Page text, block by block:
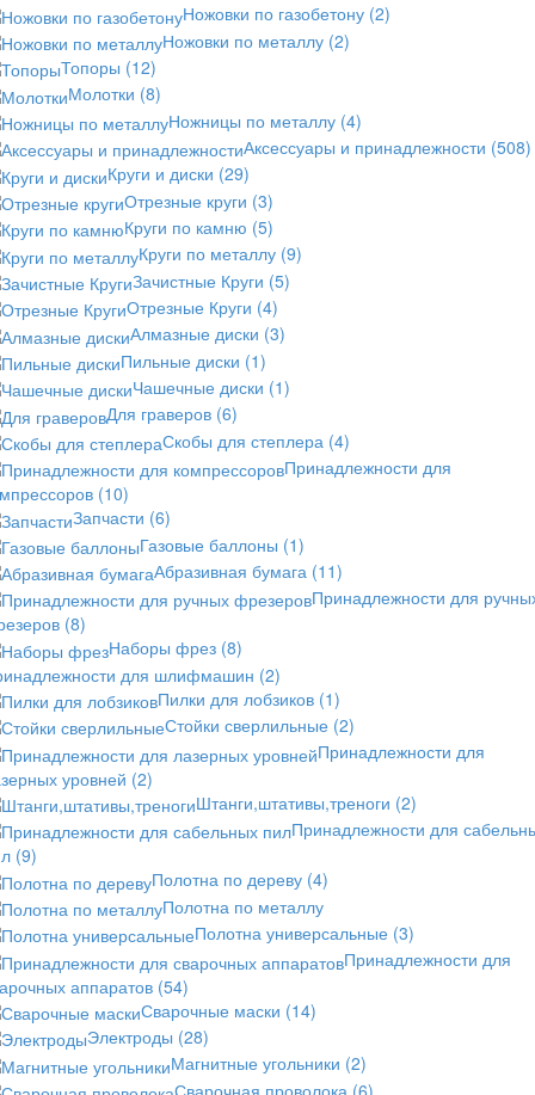
Ножовки по газобетону (2)
Ножовки по металлу (2)
Топоры (12)
Молотки (8)
Ножницы по металлу (4)
Аксессуары и принадлежности (508)
Круги и диски (29)
Отрезные круги (3)
Круги по камню (5)
Круги по металлу (9)
Зачистные Круги (5)
Отрезные Круги (4)
Алмазные диски (3)
Пильные диски (1)
Чашечные диски (1)
Для граверов (6)
Скобы для степлера (4)
Принадлежности для
(10)
Запчасти (6)
Газовые баллоны (1)
Абразивная бумага (11)
Принадлежности для
(8)
Наборы фрез (8)
для шлифмашин (2)
Пилки для лобзиков (1)
Стойки сверлильные (2)
Принадлежности для
уровней (2)
Штанги,штативы,треноги (2)
Принадлежности для
(9)
Полотна по дереву (4)
Полотна по металлу
Полотна универсальные (3)
Принадлежности для
аппаратов (54)
Сварочные маски (14)
Электроды (28)
Магнитные угольники (2)
Сварочная проволока (6)